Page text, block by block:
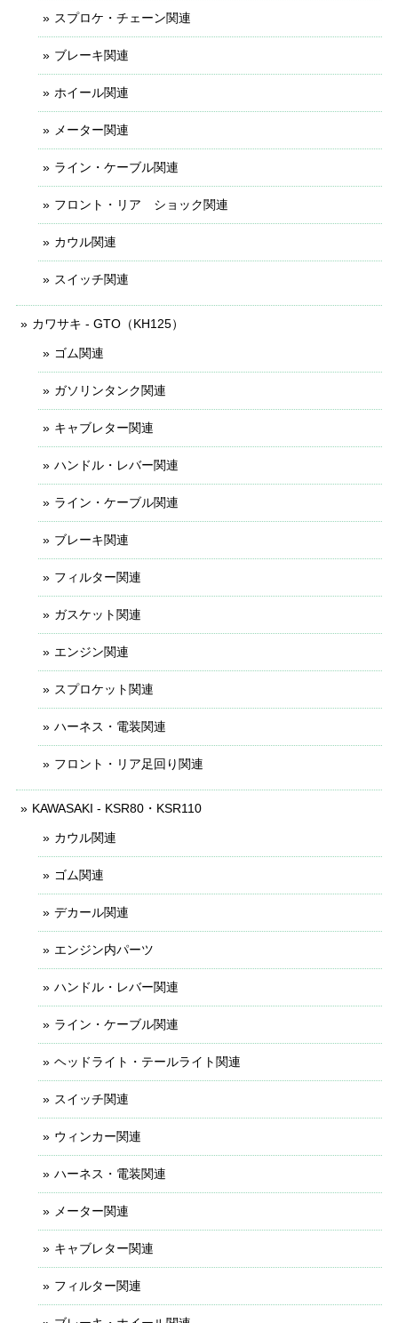
スプロケ・チェーン関連
ブレーキ関連
ホイール関連
メーター関連
ライン・ケーブル関連
フロント・リア ショック関連
カウル関連
スイッチ関連
カワサキ - GTO（KH125）
ゴム関連
ガソリンタンク関連
キャブレター関連
ハンドル・レバー関連
ライン・ケーブル関連
ブレーキ関連
フィルター関連
ガスケット関連
エンジン関連
スプロケット関連
ハーネス・電装関連
フロント・リア足回り関連
KAWASAKI - KSR80・KSR110
カウル関連
ゴム関連
デカール関連
エンジン内パーツ
ハンドル・レバー関連
ライン・ケーブル関連
ヘッドライト・テールライト関連
スイッチ関連
ウィンカー関連
ハーネス・電装関連
メーター関連
キャブレター関連
フィルター関連